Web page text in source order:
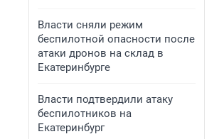
Власти сняли режим
беспилотной опасности после
атаки дронов на склад в
Екатеринбурге
Власти подтвердили атаку
беспилотников на
Екатеринбург